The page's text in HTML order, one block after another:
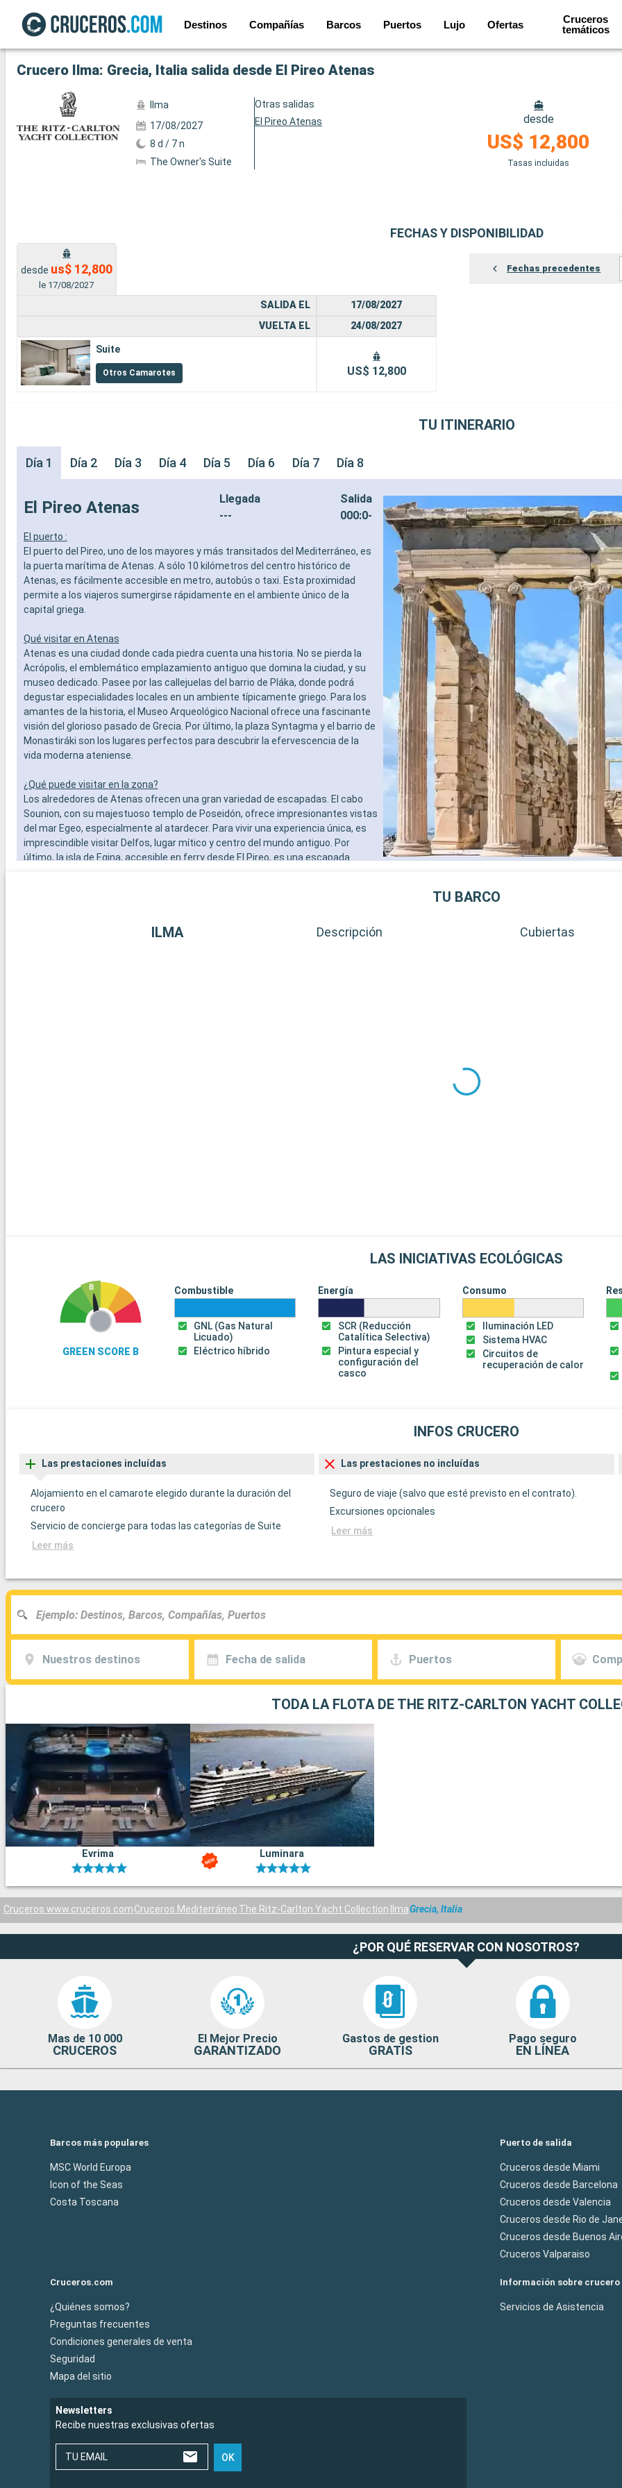
Destinos Compañías Barcos Puertos Lujo Ofertas
Cruceros
temáticos
Ver las 10 fotos siguientes
Crucero Ilma: Grecia, Italia salida desde El Pireo Atenas
Ilma
17/08/2027
8 d / 7 n
The Owner's Suite
Otras salidas
El Pireo Atenas
desde
US$ 12,800
Tasas incluidas
FECHAS Y DISPONIBILIDAD
desde us$ 12,800
le 17/08/2027
Fechas precedentes
SALIDA EL
VUELTA EL
Suite
Otros Camarotes
17/08/2027
24/08/2027
US$ 12,800
TU ITINERARIO
Día 1 Día 2 Día 3 Día 4 Día 5 Día 6 Día 7 Día 8
El Pireo Atenas
Llegada
---
Salida
000:0-
El puerto :
El puerto del Pireo, uno de los mayores y más transitados del Mediterráneo, es
la puerta marítima de Atenas. A sólo 10 kilómetros del centro histórico de
Atenas, es fácilmente accesible en metro, autobús o taxi. Esta proximidad
permite a los viajeros sumergirse rápidamente en el ambiente único de la
capital griega.
Qué visitar en Atenas
Atenas es una ciudad donde cada piedra cuenta una historia. No se pierda la
Acrópolis, el emblemático emplazamiento antiguo que domina la ciudad, y su
museo dedicado. Pasee por las callejuelas del barrio de Pláka, donde podrá
degustar especialidades locales en un ambiente típicamente griego. Para los
amantes de la historia, el Museo Arqueológico Nacional ofrece una fascinante
visión del glorioso pasado de Grecia. Por último, la plaza Syntagma y el barrio de
Monastiráki son los lugares perfectos para descubrir la efervescencia de la
vida moderna ateniense.
¿Qué puede visitar en la zona?
Los alrededores de Atenas ofrecen una gran variedad de escapadas. El cabo
Sounion, con su majestuoso templo de Poseidón, ofrece impresionantes vistas
del mar Egeo, especialmente al atardecer. Para vivir una experiencia única, es
imprescindible visitar Delfos, lugar mítico y centro del mundo antiguo. Por
último, la isla de Egina, accesible en ferry desde El Pireo, es una escapada
TU BARCO
ILMA Descripción Cubiertas
LAS INICIATIVAS ECOLÓGICAS
GREEN SCORE B
Combustible
GNL (Gas Natural
Licuado)
Eléctrico híbrido
Energía
SCR (Reducción
Catalítica Selectiva)
Pintura especial y
configuración del
casco
Consumo
Iluminación LED
Sistema HVAC
Circuitos de
recuperación de calor
INFOS CRUCERO
Las prestaciones incluídas
Alojamiento en el camarote elegido durante la duración del
crucero
Servicio de concierge para todas las categorías de Suite
Leer más
Las prestaciones no incluídas
Seguro de viaje (salvo que esté previsto en el contrato).
Excursiones opcionales
Leer más
Nuestros destinos Fecha de salida Puertos
TODA LA FLOTA DE THE RITZ-CARLTON YACHT
Evrima Luminara
Cruceros www.cruceros.comCruceros Mediterráneo The Ritz-Carlton Yacht Collection IlmaGrecia, Italia
¿POR QUÉ RESERVAR CON NOSOTROS?
Mas de 10 000
CRUCEROS
El Mejor Precio
GARANTIZADO
Gastos de gestion
GRATIS
Pago seguro
EN LÍNEA
Barcos más populares
MSC World Europa
Icon of the Seas
Costa Toscana
Puerto de salida
Cruceros desde Miami
Cruceros desde Barcelona
Cruceros desde Valencia
Cruceros desde Rio de
Cruceros desde Buenos
Cruceros Valparaiso
Cruceros.com
¿Quiénes somos?
Preguntas frecuentes
Condiciones generales de venta
Seguridad
Mapa del sitio
Información sobre crucero
Servicios de Asistencia
Newsletters
Recibe nuestras exclusivas ofertas
TU EMAIL OK